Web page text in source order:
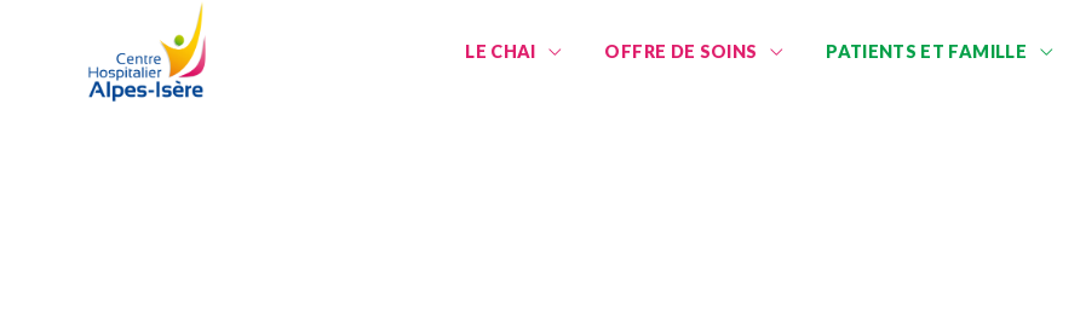
LE CHAI OFFRE DE SOINS PATIENTS ET FAMILLE